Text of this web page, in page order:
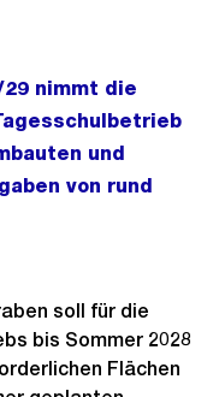
nimmt die
und
von rund
soll für die
bis Sommer 2028
Flächen